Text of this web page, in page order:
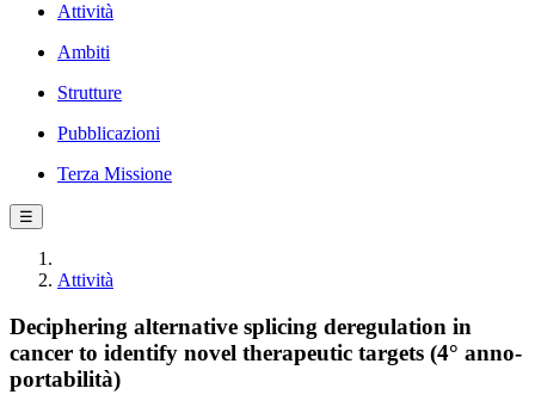
Attività
Ambiti
Strutture
Pubblicazioni
Terza Missione
☰
Attività
Deciphering alternative splicing deregulation in
cancer to identify novel therapeutic targets (4° anno-
portabilità)